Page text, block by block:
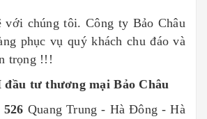
chúng tôi. Công ty Bảo Châu
phục vụ quý khách chu đáo và
trọng !!!
tư thương mại Bảo Châu
Quang Trung - Hà Đông - Hà